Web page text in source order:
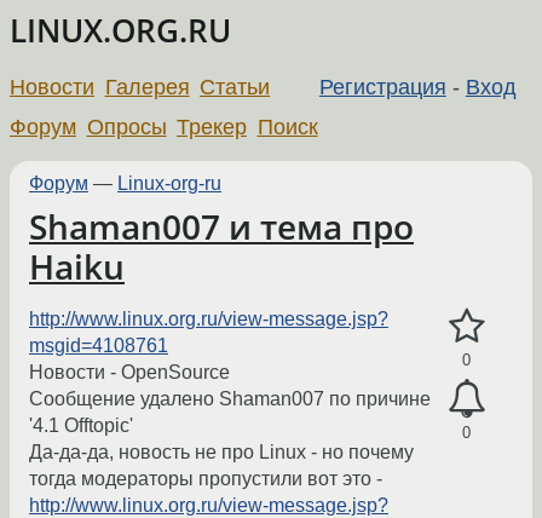
LINUX.ORG.RU
Регистрация - Вход
Новости Галерея Статьи
Форум Опросы Трекер Поиск
Форум — Linux-org-ru
Shaman007 и тема про
Haiku
0
0
http://www.linux.org.ru/view-message.jsp?
msgid=4108761
Новости - OpenSource
Сообщение удалено Shaman007 по причине
'4.1 Offtopic'
Да-да-да, новость не про Linux - но почему
тогда модераторы пропустили вот это -
http://www.linux.org.ru/view-message.jsp?